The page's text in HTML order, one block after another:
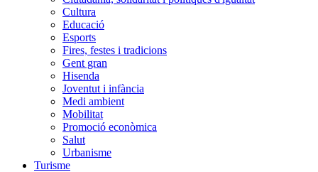
Cultura
Educació
Esports
Fires, festes i tradicions
Gent gran
Hisenda
Joventut i infància
Medi ambient
Mobilitat
Promoció econòmica
Salut
Urbanisme
Turisme